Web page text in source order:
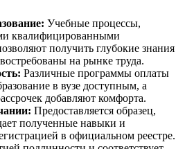
Учебные процессы,
квалифицированными
получить глубокие знания
на рынке труда.
Различные программы оплаты
в вузе доступным, а
добавляют комфорта.
Предоставляется образец,
полученные навыки и
в официальном реестре.